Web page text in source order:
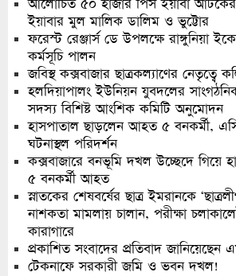
আলোচিত ৫০ হাজার পিস ইয়াবা আটকের
ইয়াবার মুল মালিক ডালিম ও ভুট্টোর
ফরেস্ট রেঞ্জার্স ডে উপলক্ষে রাঙ্গুনিয়া
কর্মসূচি পালন
জবিস্থ কক্সবাজার ছাত্রকল্যাণের নেতৃত্বে
হলদিয়াপালং ইউনিয়ন যুবদলের
সদস্য বিশিষ্ট আংশিক কমিটি অনুমোদন
হাসপাতাল ছাড়লেন আহত ৫ বনকর্মী,
ঘটনাস্থল পরিদর্শন
কক্সবাজারে বনভূমি দখল উচ্ছেদে গিয়ে
৫ বনকর্মী আহত
স্নাতকের শেষবর্ষের ছাত্র ইমরানকে
নাশকতা মামলায় চালান, পরীক্ষা
কারাগারে
প্রকাশিত সংবাদের প্রতিবাদ
টেকনাফে সরকারী জমি ও ভবন দখল!